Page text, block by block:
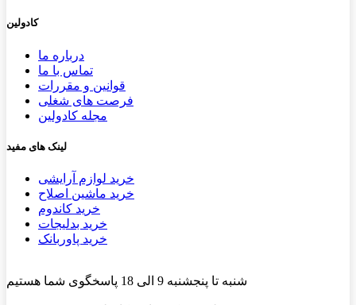
کادولین
درباره ما
تماس با ما
قوانین و مقررات
فرصت های شغلی
مجله کادولین
لینک های مفید
خرید لوازم آرایشی
خرید ماشین اصلاح
خرید کاندوم
خرید بدلیجات
خرید پاوربانک
شنبه تا پنجشنبه 9 الی 18 پاسخگوی شما هستیم